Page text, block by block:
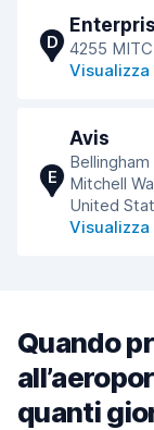
D 4255
E
Avis
Mitchell
United
Quando
quanti